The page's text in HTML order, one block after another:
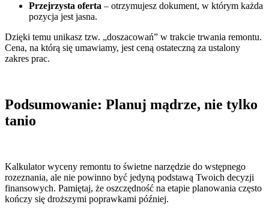
Przejrzysta oferta – otrzymujesz dokument, w którym każda
pozycja jest jasna.
Dzięki temu unikasz tzw. „doszacowań” w trakcie trwania remontu.
Cena, na którą się umawiamy, jest ceną ostateczną za ustalony
zakres prac.
Podsumowanie: Planuj mądrze, nie tylko
tanio
Kalkulator wyceny remontu to świetne narzędzie do wstępnego
rozeznania, ale nie powinno być jedyną podstawą Twoich decyzji
finansowych. Pamiętaj, że oszczędność na etapie planowania często
kończy się droższymi poprawkami później.